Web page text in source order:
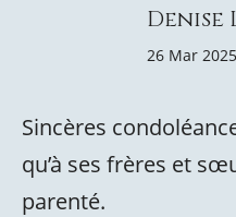
Denise
26 Mar
Sincères
qu’à ses frères et
parenté.